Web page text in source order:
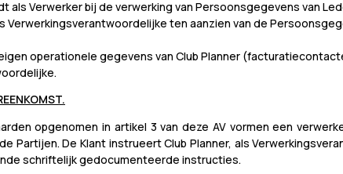
als Verwerker bij de verwerking van Persoonsgegevens van
Verwerkingsverantwoordelijke ten aanzien van de
operationele gegevens van Club Planner
opgenomen in artikel 3 van deze AV vormen een
Partijen. De Klant instrueert Club Planner, als
schriftelijk gedocumenteerde instructies.